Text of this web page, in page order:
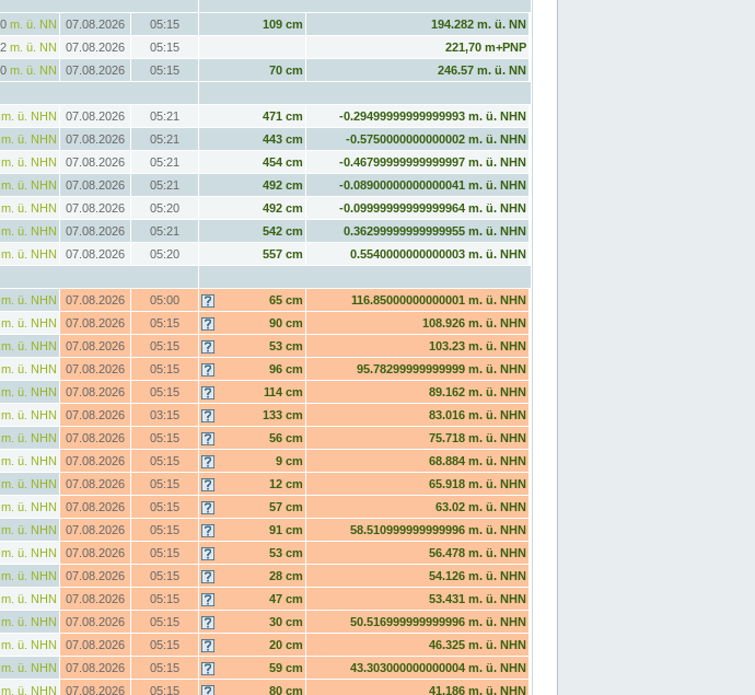
m. ü. NN 07.08.2026 05:15 109 cm
194.282 m. ü. NN
m. ü. NN 07.08.2026 05:15
221,70 m+PNP
m. ü. NN 07.08.2026 05:15 70 cm
246.57 m. ü. NN
m. ü. NHN 07.08.2026 05:21 471 cm
-0.29499999999999993 m. ü. NHN
m. ü. NHN 07.08.2026 05:21 443 cm
-0.5750000000000002 m. ü. NHN
m. ü. NHN 07.08.2026 05:21 454 cm
-0.46799999999999997 m. ü. NHN
m. ü. NHN 07.08.2026 05:21 492 cm
-0.08900000000000041 m. ü. NHN
m. ü. NHN 07.08.2026 05:20 492 cm
-0.09999999999999964 m. ü. NHN
m. ü. NHN 07.08.2026 05:21 542 cm
0.36299999999999955 m. ü. NHN
m. ü. NHN 07.08.2026 05:20 557 cm
0.5540000000000003 m. ü. NHN
m. ü. NHN 07.08.2026 05:00 65 cm
116.85000000000001 m. ü. NHN
m. ü. NHN 07.08.2026 05:15 90 cm
108.926 m. ü. NHN
m. ü. NHN 07.08.2026 05:15 53 cm
103.23 m. ü. NHN
m. ü. NHN 07.08.2026 05:15 96 cm
95.78299999999999 m. ü. NHN
m. ü. NHN 07.08.2026 05:15 114 cm
89.162 m. ü. NHN
m. ü. NHN 07.08.2026 03:15 133 cm
83.016 m. ü. NHN
m. ü. NHN 07.08.2026 05:15 56 cm
75.718 m. ü. NHN
m. ü. NHN 07.08.2026 05:15 9 cm
68.884 m. ü. NHN
m. ü. NHN 07.08.2026 05:15 12 cm
65.918 m. ü. NHN
m. ü. NHN 07.08.2026 05:15 57 cm
63.02 m. ü. NHN
m. ü. NHN 07.08.2026 05:15 91 cm
58.510999999999996 m. ü. NHN
m. ü. NHN 07.08.2026 05:15 53 cm
56.478 m. ü. NHN
m. ü. NHN 07.08.2026 05:15 28 cm
54.126 m. ü. NHN
m. ü. NHN 07.08.2026 05:15 47 cm
53.431 m. ü. NHN
m. ü. NHN 07.08.2026 05:15 30 cm
50.516999999999996 m. ü. NHN
m. ü. NHN 07.08.2026 05:15 20 cm
46.325 m. ü. NHN
m. ü. NHN 07.08.2026 05:15 59 cm
43.303000000000004 m. ü. NHN
m. ü. NHN 07.08.2026 05:15 80 cm
41.186 m. ü. NHN